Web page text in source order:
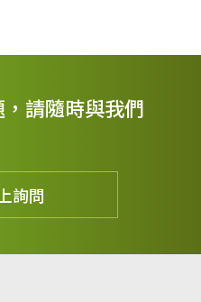
請隨時與我們
詢問